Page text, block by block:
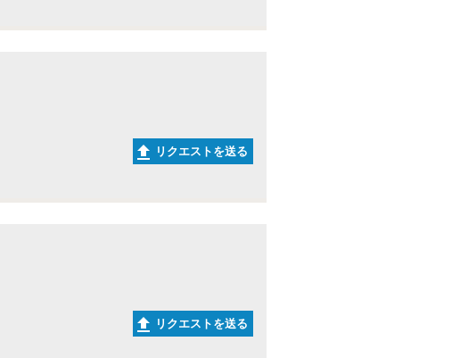
リクエストを送る
リクエストを送る